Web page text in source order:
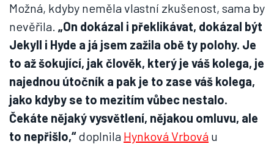
Možná, kdyby neměla vlastní zkušenost, sama by
nevěřila. „On dokázal i překlikávat, dokázal být
Jekyll i Hyde a já jsem zažila obě ty polohy. Je
to až šokující, jak člověk, který je váš kolega, je
najednou útočník a pak je to zase váš kolega,
jako kdyby se to mezitím vůbec nestalo.
Čekáte nějaký vysvětlení, nějakou omluvu, ale
to nepřišlo,“doplnila Hynková Vrbová u